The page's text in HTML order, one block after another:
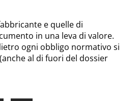
e quelle di
in una leva di valore.
ogni obbligo normativo si
al di fuori del dossier